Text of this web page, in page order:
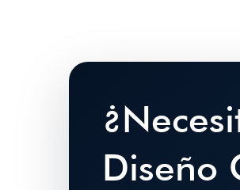
Diseño